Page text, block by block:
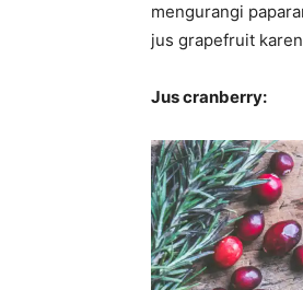
mengurangi
jus grapefruit
Jus cranberry: